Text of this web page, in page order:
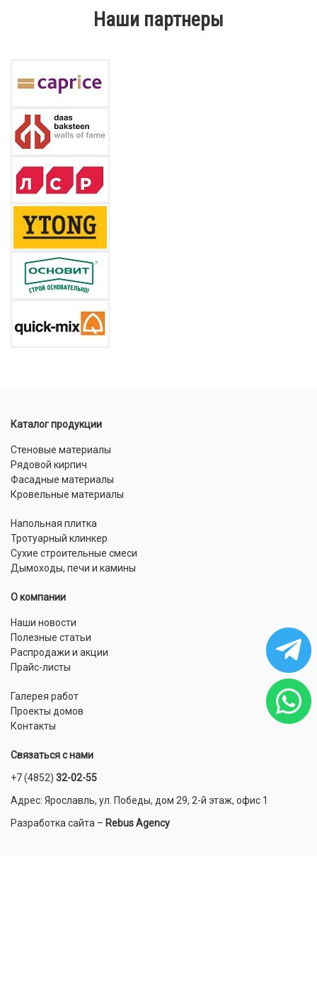
Наши партнеры
Каталог продукции
Стеновые материалы
Рядовой кирпич
Фасадные материалы
Кровельные материалы
Напольная плитка
Тротуарный клинкер
Сухие строительные смеси
Дымоходы, печи и камины
О компании
Наши новости
Полезные статьи
Распродажи и акции
Прайс-листы
Галерея работ
Проекты домов
Контакты
Связаться с нами
+7 (4852) 32-02-55
Адрес: Ярославль, ул. Победы, дом 29, 2-й этаж, офис 1
Разработка сайта – Rebus Agency